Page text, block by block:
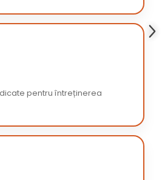
pentru întreținerea